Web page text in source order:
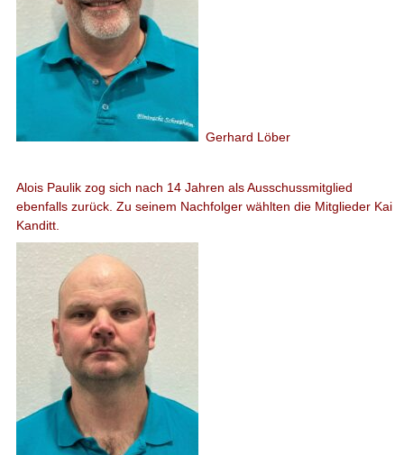
Gerhard Löber
Alois Paulik zog sich nach 14 Jahren als Ausschussmitglied
ebenfalls zurück. Zu seinem Nachfolger wählten die Mitglieder Kai
Kanditt.